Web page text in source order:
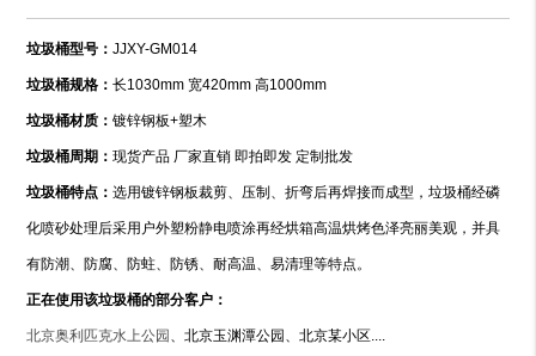
垃圾桶型号：JJXY-GM014
垃圾桶规格：长1030mm 宽420mm 高1000mm
垃圾桶材质：镀锌钢板+塑木
垃圾桶周期：现货产品 厂家直销 即拍即发 定制批发
垃圾桶特点：选用镀锌钢板裁剪、压制、折弯后再焊接而成型，垃圾桶经磷
化喷砂处理后采用户外塑粉静电喷涂再经烘箱高温烘烤色泽亮丽美观，并具
有防潮、防腐、防蛀、防锈、耐高温、易清理等特点。
正在使用该垃圾桶的部分客户：
北京奥利匹克水上公园、北京玉渊潭公园、北京某小区....